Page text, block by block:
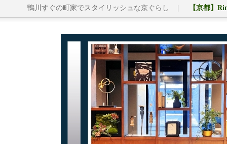
鴨川すぐの町家でスタイリッシュな京ぐらし 【京都】